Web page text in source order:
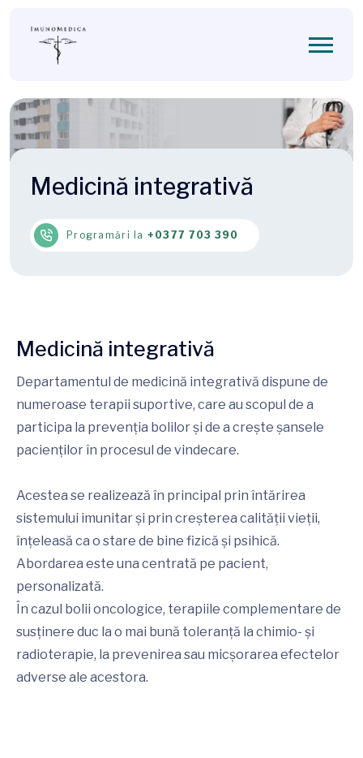
Medicină integrativă
Programări la +0377 703 390
Medicină integrativă
Departamentul de medicină integrativă dispune de
numeroase terapii suportive, care au scopul de a
participa la prevenția bolilor și de a crește șansele
pacienților în procesul de vindecare.
Acestea se realizează în principal prin întărirea
sistemului imunitar și prin creșterea calității vieții,
înțeleasă ca o stare de bine fizică și psihică.
Abordarea este una centrată pe pacient,
personalizată.
În cazul bolii oncologice, terapiile complementare de
susținere duc la o mai bună toleranță la chimio- și
radioterapie, la prevenirea sau micșorarea efectelor
adverse ale acestora.